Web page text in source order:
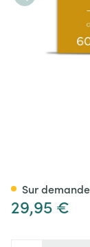
29,95 €
Sur demande